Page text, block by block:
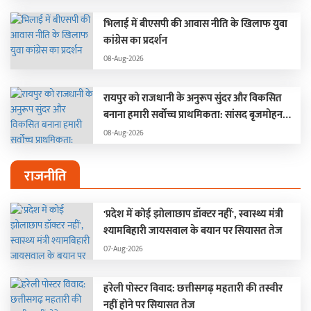
भिलाई में बीएसपी की आवास नीति के खिलाफ युवा
कांग्रेस का प्रदर्शन
08-Aug-2026
रायपुर को राजधानी के अनुरूप सुंदर और विकसित
बनाना हमारी सर्वोच्च प्राथमिकता: सांसद बृजमोहन
अग्रवाल
08-Aug-2026
राजनीति
'प्रदेश में कोई झोलाछाप डॉक्टर नहीं', स्वास्थ्य मंत्री
श्यामबिहारी जायसवाल के बयान पर सियासत तेज
07-Aug-2026
हरेली पोस्टर विवाद: छत्तीसगढ़ महतारी की तस्वीर
नहीं होने पर सियासत तेज